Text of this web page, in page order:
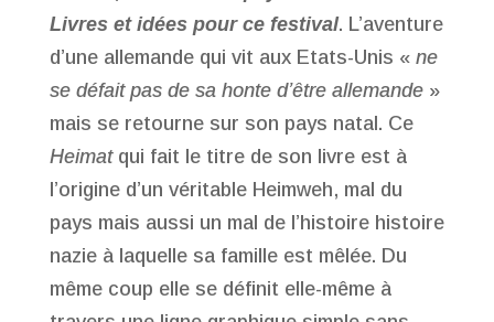
Livres et idées pour ce festival. L’aventure
d’une allemande qui vit aux Etats-Unis « ne
se défait pas de sa honte d’être allemande »
mais se retourne sur son pays natal. Ce
Heimatqui fait le titre de son livre est à
l’origine d’un véritable Heimweh, mal du
pays mais aussi un mal de l’histoire histoire
nazie à laquelle sa famille est mêlée. Du
même coup elle se définit elle-même à